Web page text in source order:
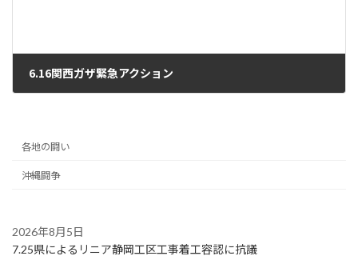
6.16関西ガザ緊急アクション
各地の闘い
沖縄闘争
2026年8月5日
7.25県によるリニア静岡工区工事着工容認に抗議